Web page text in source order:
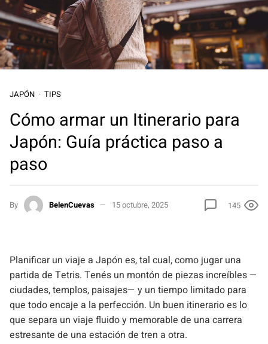
JAPÓN TIPS
Cómo armar un Itinerario para
Japón: Guía práctica paso a
paso
By BelenCuevas 15 octubre, 2025 145
Planificar un viaje a Japón es, tal cual, como jugar una
partida de Tetris. Tenés un montón de piezas increíbles —
ciudades, templos, paisajes— y un tiempo limitado para
que todo encaje a la perfección. Un buen itinerario es lo
que separa un viaje fluido y memorable de una carrera
estresante de una estación de tren a otra.